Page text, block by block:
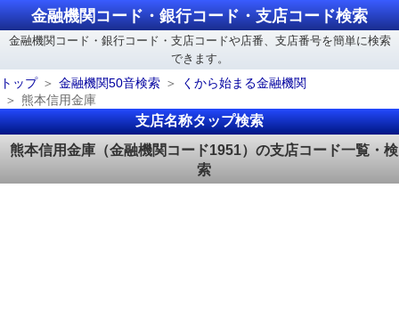
金融機関コード・銀行コード・支店コード検索
金融機関コード・銀行コード・支店コードや店番、支店番号を簡単に検索
できます。
トップ
金融機関50音検索
くから始まる金融機関
熊本信用金庫
支店名称タップ検索
熊本信用金庫（金融機関コード1951）の支店コード一覧・検
索